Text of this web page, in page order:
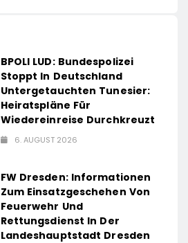
BPOLI LUD: Bundespolizei
Stoppt In Deutschland
Untergetauchten Tunesier:
Heiratspläne Für
Wiedereinreise Durchkreuzt
6. AUGUST 2026
FW Dresden: Informationen
Zum Einsatzgeschehen Von
Feuerwehr Und
Rettungsdienst In Der
Landeshauptstadt Dresden